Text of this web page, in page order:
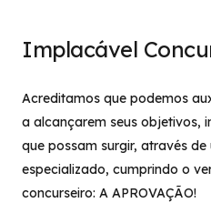
Implacável
Acreditamos que podemos
a alcançarem seus objetivos,
que possam surgir, através
especializado, cumprindo o
concurseiro: A APROVAÇÃO!